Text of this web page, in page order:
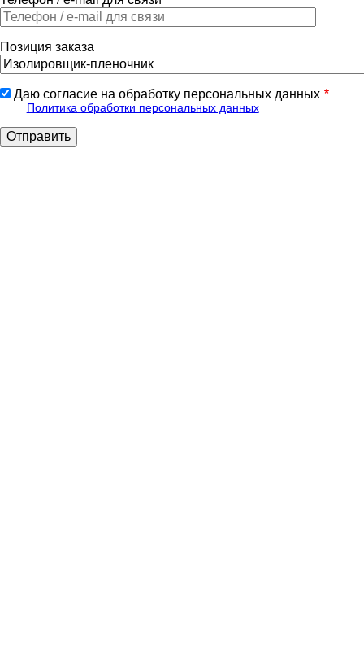
Позиция заказа
Даю согласие на обработку персональных данных
Политика обработки персональных данных